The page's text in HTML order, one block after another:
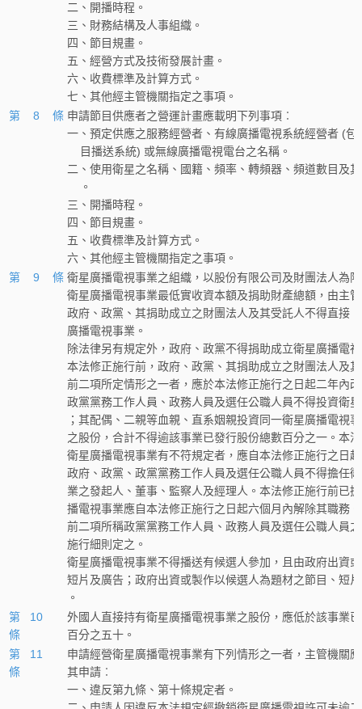
二、開播時程。
三、財務結構及人事組織。
四、節目規畫。
五、經營方式及技術發展計畫。
六、收費標準及計算方式。
七、其他經主管機關指定之事項。
第 8 條 申請節目供應者之營運計畫應載明下列事項︰
一、預定供應之服務經營者、有線廣播電視系統經營者 (包
    目播送系統) 或無線廣播電視電台之名稱。
二、使用衛星之名稱、國籍、頻率、轉頻器、頻道數目及
    。
三、開播時程。
四、節目規畫。
五、收費標準及計算方式。
六、其他經主管機關指定之事項。
第 9 條 衛星廣播電視事業之組織，以股份有限公司及財團法人為
衛星廣播電視事業最低實收資本額及捐助財產總額，由主
政府、政黨、其捐助成立之財團法人及其受託人不得直接
廣播電視事業。
除法律另有規定外，政府、政黨不得捐助成立衛星廣播電
本法修正施行前，政府、政黨、其捐助成立之財團法人及
前二項所定情形之一者，應於本法修正施行之日起二年內
政黨黨務工作人員、政務人員及選任公職人員不得投資衛
；其配偶、二親等血親、直系姻親投資同一衛星廣播電視
之股份，合計不得逾該事業已發行股份總數百分之一。本
衛星廣播電視事業有不符規定者，應自本法修正施行之日
政府、政黨、政黨黨務工作人員及選任公職人員不得擔任
業之發起人、董事、監察人及經理人。本法修正施行前已
播電視事業應自本法修正施行之日起六個月內解除其職務。
前二項所稱政黨黨務工作人員、政務人員及選任公職人員
施行細則定之。
衛星廣播電視事業不得播送有候選人參加，且由政府出資
短片及廣告；政府出資或製作以候選人為題材之節目、短
。
第 10
條
外國人直接持有衛星廣播電視事業之股份，應低於該事業
百分之五十。
第 11
條
申請經營衛星廣播電視事業有下列情形之一者，主管機關
其申請︰
一、違反第九條、第十條規定者。